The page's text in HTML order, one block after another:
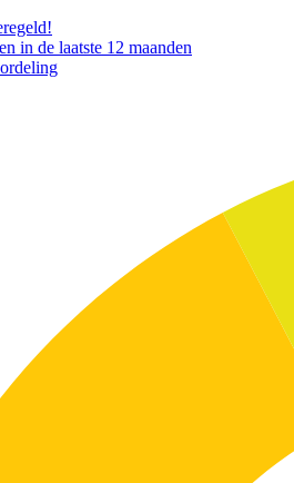
in de laatste 12 maanden